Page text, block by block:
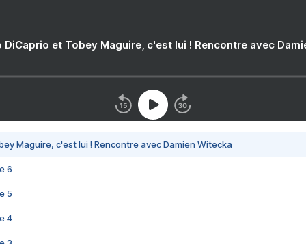
DiCaprio et Tobey Maguire, c'est lui ! Rencontre avec
Maguire, c'est lui ! Rencontre avec Damien Witecka
6
5
4